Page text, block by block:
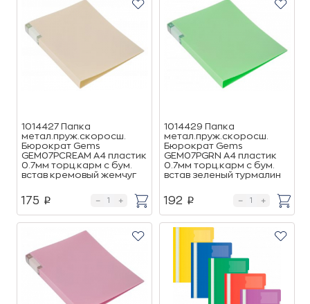
1014427 Папка
метал.пруж.скоросш.
Бюрократ Gems
GEM07PCREAM A4 пластик
0.7мм торц.карм с бум.
встав кремовый жемчуг
175 p
1014429 Папка
метал.пруж.скоросш.
Бюрократ Gems
GEM07PGRN A4 пластик
0.7мм торц.карм с бум.
встав зеленый турмалин
192 p